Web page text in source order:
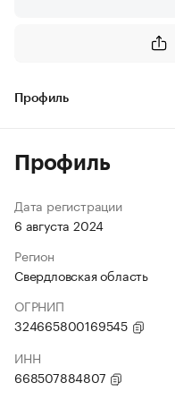
Профиль
Профиль
Дата регистрации
6 августа 2024
Регион
Свердловская область
ОГРНИП
324665800169545
ИНН
668507884807